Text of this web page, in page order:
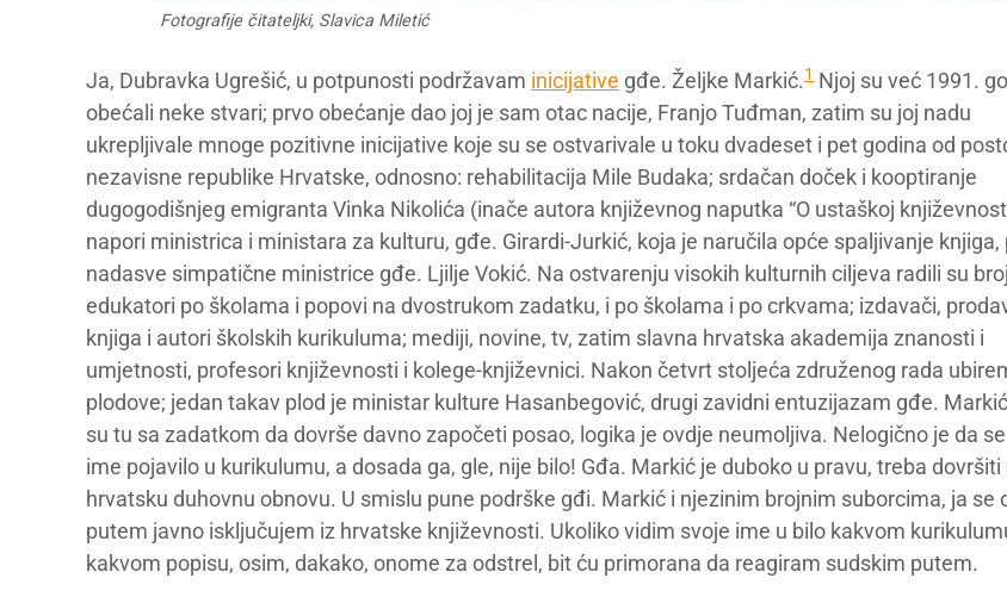
Fotografije čitateljki, Slavica Miletić
Ja, Dubravka Ugrešić, u potpunosti podržavam inicijative gđe. Željke Markić.1 Njoj su već 1991.
obećali neke stvari; prvo obećanje dao joj je sam otac nacije, Franjo Tuđman, zatim su joj nadu
ukrepljivale mnoge pozitivne inicijative koje su se ostvarivale u toku dvadeset i pet godina od
nezavisne republike Hrvatske, odnosno: rehabilitacija Mile Budaka; srdačan doček i kooptiranje
dugogodišnjeg emigranta Vinka Nikolića (inače autora književnog naputka “O ustaškoj
napori ministrica i ministara za kulturu, gđe. Girardi-Jurkić, koja je naručila opće spaljivanje knjiga,
nadasve simpatične ministrice gđe. Ljilje Vokić. Na ostvarenju visokih kulturnih ciljeva radili su
edukatori po školama i popovi na dvostrukom zadatku, i po školama i po crkvama; izdavači,
knjiga i autori školskih kurikuluma; mediji, novine, tv, zatim slavna hrvatska akademija znanosti i
umjetnosti, profesori književnosti i kolege-književnici. Nakon četvrt stoljeća združenog rada
plodove; jedan takav plod je ministar kulture Hasanbegović, drugi zavidni entuzijazam gđe.
su tu sa zadatkom da dovrše davno započeti posao, logika je ovdje neumoljiva. Nelogično je da
ime pojavilo u kurikulumu, a dosada ga, gle, nije bilo! Gđa. Markić je duboko u pravu, treba dovršiti
hrvatsku duhovnu obnovu. U smislu pune podrške gđi. Markić i njezinim brojnim suborcima, ja se
putem javno isključujem iz hrvatske književnosti. Ukoliko vidim svoje ime u bilo kakvom
kakvom popisu, osim, dakako, onome za odstrel, bit ću primorana da reagiram sudskim putem.